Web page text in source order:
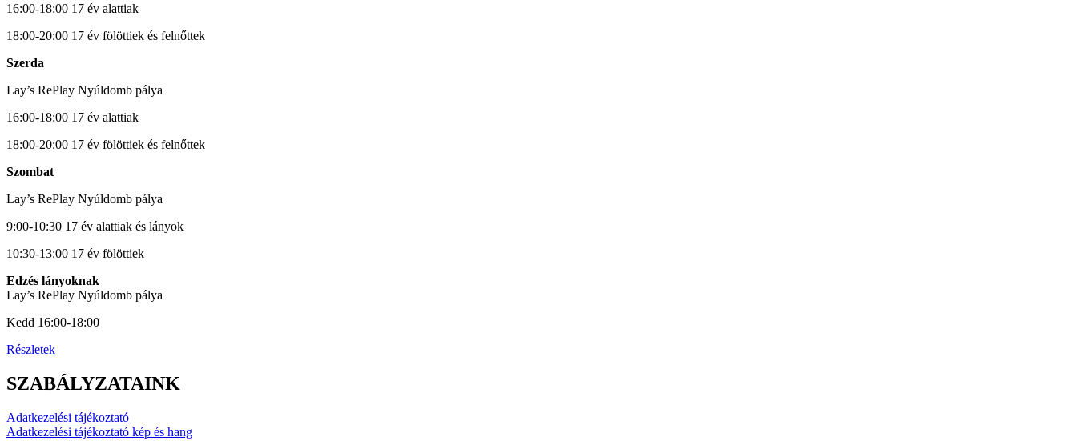
16:00-18:00 17 év alattiak
18:00-20:00 17 év fölöttiek és felnőttek
Szerda
Lay’s RePlay Nyúldomb pálya
16:00-18:00 17 év alattiak
18:00-20:00 17 év fölöttiek és felnőttek
Szombat
Lay’s RePlay Nyúldomb pálya
9:00-10:30 17 év alattiak és lányok
10:30-13:00 17 év fölöttiek
Edzés lányoknak
Lay’s RePlay Nyúldomb pálya
Kedd 16:00-18:00
Részletek
SZABÁLYZATAINK
Adatkezelési tájékoztató
Adatkezelési tájékoztató kép és hang